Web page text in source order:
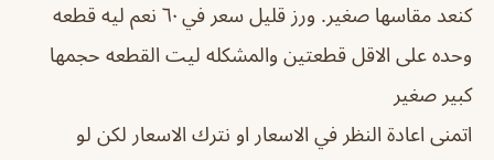
كنعد مقاسها صغير. ورز قليل سعر في ٦٠ نعم ليه قطعه
وحده على الاقل قطعتين والمشكله ليت القطعه حجمها
كبير صغير
اتمنى اعادة النظر في الاسعار او نترك الاسعار لكن لو